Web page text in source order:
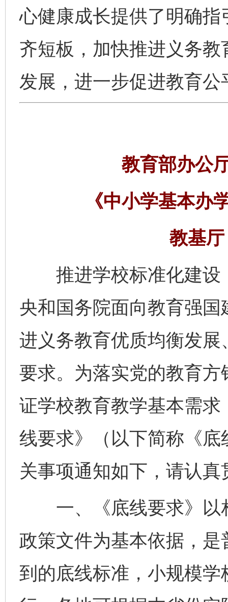
心健康成长提供了明确
齐短板，加快推进义务
发展，进一步促进教育
教育部办公
《中小学基本办
教基
推进学校标准化建设
央和国务院面向教育强
进义务教育优质均衡发
要求。为落实党的教育
证学校教育教学基本需
线要求》（以下简称《
关事项通知如下，请认真
一、《底线要求》以
政策文件为基本依据，
到的底线标准，小规模